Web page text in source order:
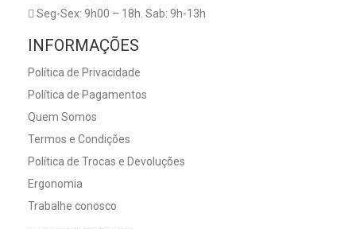
Seg-Sex: 9h00 – 18h. Sab: 9h-13h
INFORMAÇÕES
Política de Privacidade
Política de Pagamentos
Quem Somos
Termos e Condições
Política de Trocas e Devoluções
Ergonomia
Trabalhe conosco